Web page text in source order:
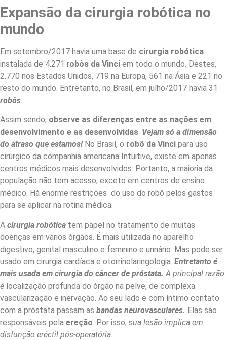
Expansão da cirurgia robótica no
mundo
Em setembro/2017 havia uma base de cirurgia robótica
instalada de 4.271 robôs da Vinci em todo o mundo. Destes,
2.770 nos Estados Unidos, 719 na Europa, 561 na Ásia e 221 no
resto do mundo. Entretanto, no Brasil, em julho/2017 havia 31
robôs.
Assim sendo, observe as diferenças entre as nações em
desenvolvimento e as desenvolvidas. Vejam só a dimensão
do atraso que estamos!No Brasil, o robô da Vinci para uso
cirúrgico da companhia americana Intuitive, existe em apenas
centros médicos mais desenvolvidos. Portanto, a maioria da
população não tem acesso, exceto em centros de ensino
médico. Há enorme restrições do uso do robô pelos gastos
para se aplicar na rotina médica.
A cirurgia robótica tem papel no tratamento de muitas
doenças em vários órgãos. É mais utilizada no aparelho
digestivo, genital masculino e feminino e urinário. Mas pode ser
usado em cirurgia cardíaca e otorrinolaringologia. Entretanto é
mais usada em cirurgia do câncer de próstata.A principal razão
é localização profunda do órgão na pelve, de complexa
vascularização e inervação. Ao seu lado e com íntimo contato
com a próstata passam as bandas neurovasculares. Elas são
responsáveis pela ereção. Por isso, sua lesão implica em
disfunção eréctil pós-operatória.